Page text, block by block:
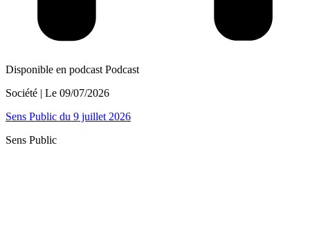
Disponible en podcast Podcast
Société | Le 09/07/2026
Sens Public du 9 juillet 2026
Sens Public